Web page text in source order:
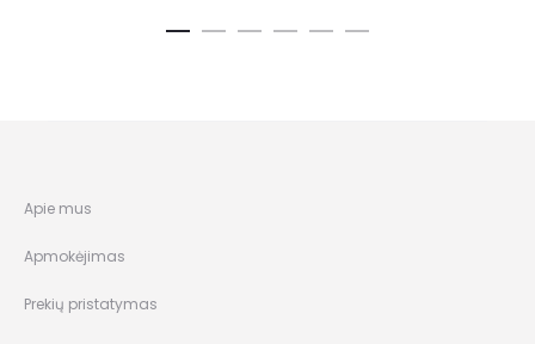
Apie mus
Apmokėjimas
Prekių pristatymas